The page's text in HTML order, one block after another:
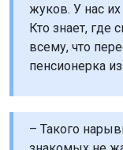
жуков. У нас
Кто знает, где
всему, что
пенсионерка
– Такого